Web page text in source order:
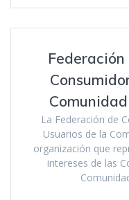
La Federación de
Usuarios de la
organización que
intereses de las